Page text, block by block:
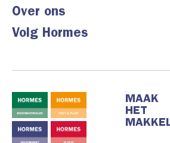
Over ons
Volg Hormes
MAAK
HET